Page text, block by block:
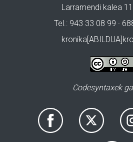
Larramendi kalea
Tel.: 943 33 08 99 ·
Codesyntaxek